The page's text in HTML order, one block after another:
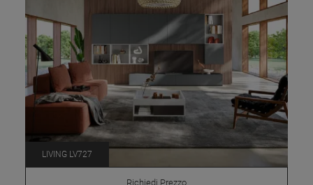
LIVING LV727
Richiedi Prezzo